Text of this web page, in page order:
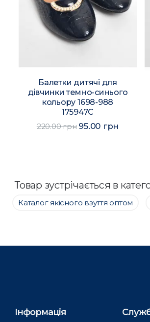
Балетки дитячі для
дівчинки темно-синього
кольору 1698-988
175947C
220.00 грн 95.00 грн
Товар зустрічається в
Каталог якісного взуття оптом
Інформація